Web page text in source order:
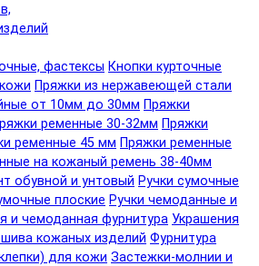
фастексы Кнопки курточные
Пряжки из нержавеющей стали
от 10мм до 30мм Пряжки
ременные 30-32мм Пряжки
ременные 45 мм Пряжки ременные
на кожаный ремень 38-40мм
обувной и унтовый Ручки сумочные
плоские Ручки чемоданные и
и чемоданная фурнитура Украшения
кожаных изделий Фурнитура
для кожи Застежки-молнии и